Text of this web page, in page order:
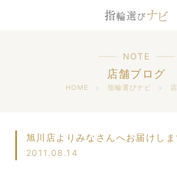
ブランド情報
NOTE
店舗ブログ
HOME 指輪選びナビ
旭川店よりみなさんへお届けしま
2011.08.14